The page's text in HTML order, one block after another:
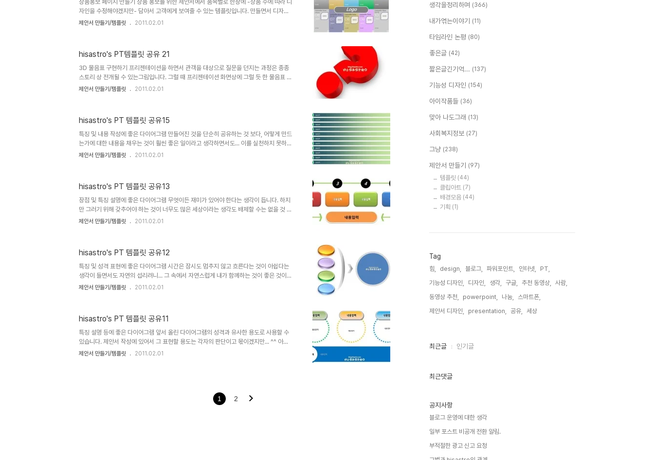
상품홍보 페이지 만들기 상품 홍보를 위한 제안서에서 품목별로 한장에 -상품 수에 따라 디
자인을 수정해야겠지만- 담아서 고객에게 보여줄 수 있는 템플릿입니다. 만들면서 디자인
에 대한 부분을 신경썼습니다. 물론 저만의 감각은 아니고 이곳 저곳의 눈동냥을 통해 괜찮
면 합니다. 상업용이 아니라면 마음껏 사용하셔도 좋습니다. 그렇지만, 따뜻한 댓글(또는 트
랙백).. 남겨주시길... ^^ 템플릿의 배포는 원칙적으로 이곳 블로그에서만 하도록 하겠습니
다. 물론 hi..
제안서 만들기/템플릿 2011.02.01
hisastro's PT템플릿 공유 21
3D 물음표 구현하기 프리젠테이션을 하면서 관객을 대상으로 질문을 던지는 과정은 종종
스토리 상 전개될 수 있는그림입니다. 그럴 때 프리젠테이션 화면상에 그럴 듯 한 물음표 하
나를 넣어서 활용한다면 좀더 효과적일 수 있을 겁니다. 그래서 만들었던 3D Question
배포는 원칙적으로 이곳 블로그에서만 하도록 하겠습니다. 물론 hisastro's 템플릿의 주소
를 링크로 알려주신다면, 소통 차원으로 감사히 생각하겠습니다.변형된 형태로 수정하..
제안서 만들기/템플릿 2011.02.01
hisastro's PT 템플릿 공유15
특징 및 내용 작성에 좋은 다이어그램 만들어진 것을 단순히 공유하는 것 보다, 어떻게 만드
는가에 대한 내용을 채우는 것이 훨씬 좋은 일이라고 생각하면서도... 이를 실천하지 못하는
건 생각처럼 쉬운 일이 아니기 때문일 겁니다. 이번 템플릿은 제안서를 작성할 때 표현하고
템플릿의 주소를 링크로 알려주신다면, 소통 차원으로 감사히 생각하겠습니다.변형된 형태
로 수정하시는 경우에 있어서는 되도록 재공유를 부탁드리며, 템플릿의 출발에 대한 명..
제안서 만들기/템플릿 2011.02.01
hisastro's PT 템플릿 공유13
장점 및 특징 설명에 좋은 다이어그램 무엇이든 재미가 있어야 한다는 생각이 듭니다. 하지
만 그러기 위해 갖추어야 하는 것이 너무도 많은 세상이라는 생각도 배제할 수는 없을 것 같
습니다. 아무쪼록 많은 사람들이 행복하고 항상 좋았으면 하는데... 너무 큰 욕심일까요? 제
배포는 원칙적으로 이곳 블로그에서만 하도록 하겠습니다. 물론 hisastro's 템플릿의 주소
를 링크로 알려주신다면, 소통 차원으로 감사히 생각하겠습니다.변형된 형태로 수정하..
제안서 만들기/템플릿 2011.02.01
hisastro's PT 템플릿 공유12
특징 및 성격 표현에 좋은 다이어그램 시간은 잠시도 멈추지 않고 흐른다는 것이 아쉽다는
생각이 들면서도 자연의 섭리려니... 그 속에서 자연스럽게 내가 함께하는 것이 좋은 것이다
라고... 스스로를 다독거려 보지만 산다는 것 자체에 어려움이 많은 요즘이다 보니... 여유는
보다가 또는 광고로 날아온 메일 속의 광고 디자인에서... "이거~ 이거 괜찮겠네?!!" 싶은 것
들을... 시간이 될때마다 약간 변형하여 템플릿으로 만들곤 하는데...
제안서 만들기/템플릿 2011.02.01
hisastro's PT 템플릿 공유11
특징 설명 등에 좋은 다이어그램 앞서 올린 다이어그램의 성격과 유사한 용도로 사용할 수
있습니다. 제안서 작성에 있어서 그 표현할 용도는 각자의 판단이고 몫이겠지만... ^^ 아무
쪼록 멋진 제안서 제작에 도움이 되시길 바랍니다. (_ _) 상업용이 아니라면 마음껏 사용하
※ 참고로 템플릿 파일이 2007로 되어 있어 그 이전 버전을 사용하시는 분들이..
제안서 만들기/템플릿 2011.02.01
1 2
생각을정리하며 (366)
내가엮는이야기 (11)
타임라인 논평 (80)
좋은글 (42)
짧은글긴기억... (137)
기능성 디자인 (154)
아이작품들 (36)
맞아 나도그래 (13)
사회복지정보 (27)
그냥 (238)
제안서 만들기 (97)
템플릿 (44)
클립아트 (7)
배경모음 (44)
기획 (1)
Tag
힘, design, 블로그, 파워포인트, 인터넷,
PT,
기능성 디자인,
디자인, 생각, 구글, 추천 동영상,
사람,
동영상 추천,
powerpoint, 나눔,
스마트폰,
제안서 디자인,
presentation, 공유, 세상,
최
인
최근글 인기글
최근댓글
공지사항
블로그 운영에 대한 생각
일부 포스트 비공개 전환 알림.
부적절한 광고 신고 요청